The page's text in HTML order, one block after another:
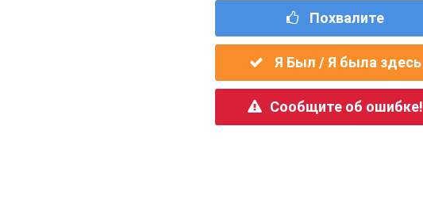
Похвалите
Я Был / Я была здесь
Сообщите об ошибке!